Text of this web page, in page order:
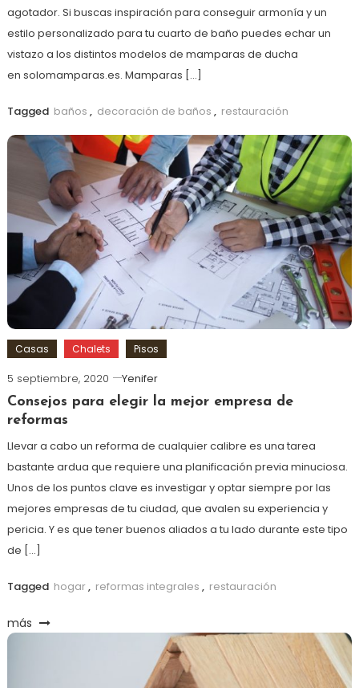
agotador. Si buscas inspiración para conseguir armonía y un
estilo personalizado para tu cuarto de baño puedes echar un
vistazo a los distintos modelos de mamparas de ducha
en solomamparas.es. Mamparas […]
Tagged baños , decoración de baños , restauración
más
Casas Chalets Pisos
5 septiembre, 2020
Yenifer
Consejos para elegir la mejor empresa de
reformas
Llevar a cabo un reforma de cualquier calibre es una tarea
bastante ardua que requiere una planificación previa minuciosa.
Unos de los puntos clave es investigar y optar siempre por las
mejores empresas de tu ciudad, que avalen su experiencia y
pericia. Y es que tener buenos aliados a tu lado durante este tipo
de […]
Tagged hogar, reformas integrales , restauración
más